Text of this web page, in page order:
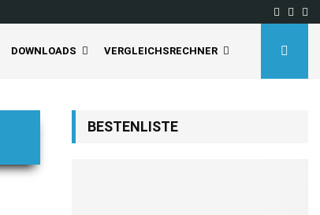
DOWNLOADS VERGLEICHSRECHNER
BESTENLISTE